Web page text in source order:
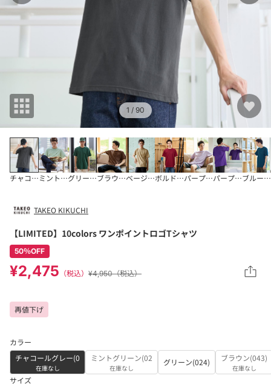
1 / 90
チャコールグレー(0
ミントグリーン(02
グリーン(024)ブラウン(043)ベージュ(052)ボルドー(064)パープル(082)パープル(083)
ブルー
TAKEO KIKUCHI
【LIMITED】10colors ワンポイントロゴTシャツ
50％OFF
¥2,475 （税込） ¥4,950（税込）
再値下げ
カラー
チャコールグレー(0
在庫なし
ミントグリーン(02
在庫なし
グリーン(024) ブラウン(043)
在庫なし
サイズ